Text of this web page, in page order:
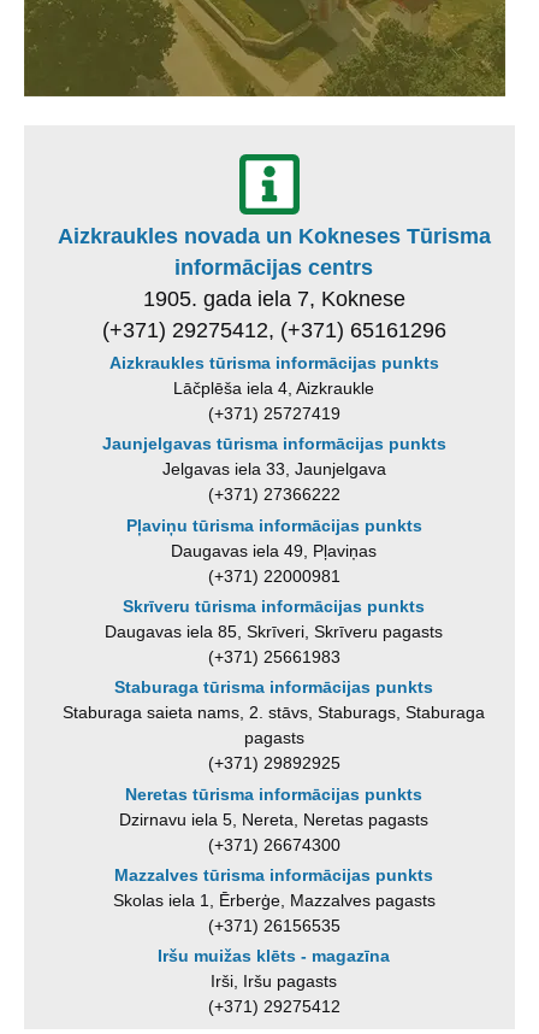
Aizkraukles novada un Kokneses Tūrisma
informācijas centrs
1905. gada iela 7, Koknese
(+371) 29275412, (+371) 65161296
Aizkraukles tūrisma informācijas punkts
Lāčplēša iela 4, Aizkraukle
(+371) 25727419
Jaunjelgavas tūrisma informācijas punkts
Jelgavas iela 33, Jaunjelgava
(+371) 27366222
Pļaviņu tūrisma informācijas punkts
Daugavas iela 49, Pļaviņas
(+371) 22000981
Skrīveru tūrisma informācijas punkts
Daugavas iela 85, Skrīveri, Skrīveru pagasts
(+371) 25661983
Staburaga tūrisma informācijas punkts
Staburaga saieta nams, 2. stāvs, Staburags, Staburaga
pagasts
(+371) 29892925
Neretas tūrisma informācijas punkts
Dzirnavu iela 5, Nereta, Neretas pagasts
(+371) 26674300
Mazzalves tūrisma informācijas punkts
Skolas iela 1, Ērberģe, Mazzalves pagasts
(+371) 26156535
Iršu muižas klēts - magazīna
Irši, Iršu pagasts
(+371) 29275412